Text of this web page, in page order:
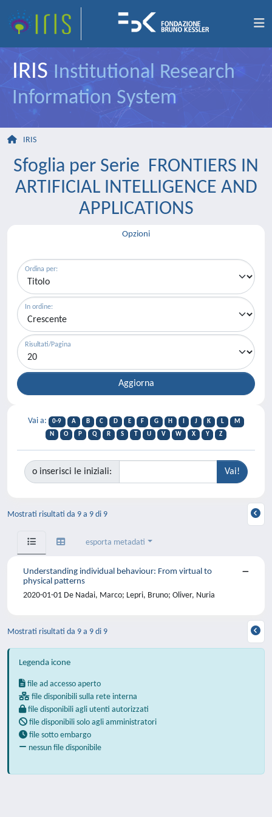
IRIS Institutional Research
Information System
IRIS
Sfoglia per Serie FRONTIERS IN
ARTIFICIAL INTELLIGENCE AND
APPLICATIONS
Opzioni
Ordina per:
In ordine:
Risultati/Pagina
Vai a: 0-9 A B C D E F G H J K L
M
N
O P Q R S T U V W X Y Z
o inserisci le iniziali:
Mostrati risultati da 9 a 9 di 9
esporta metadati
Understanding individual behaviour: From virtual to
physical patterns
2020-01-01 De Nadai, Marco; Lepri, Bruno; Oliver, Nuria
Mostrati risultati da 9 a 9 di 9
Legenda icone
file ad accesso aperto
file disponibili sulla rete interna
file disponibili agli utenti autorizzati
file disponibili solo agli amministratori
file sotto embargo
nessun file disponibile